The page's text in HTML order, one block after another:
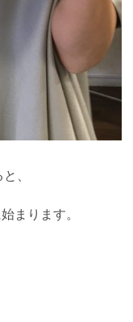
、
まります。